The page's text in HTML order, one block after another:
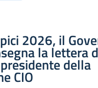
2026, il
la lettera
della
CIO